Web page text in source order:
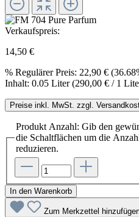
Verkaufspreis:
14,50 €
% Regulärer Preis: 22,90 €
Inhalt: 0.05 Liter(290,00 € / 1
Preise inkl. MwSt. zzgl.
Produkt Anzahl: Gib den
die Schaltflächen um die
reduzieren.
In den Warenkorb
Zum Merkzettel